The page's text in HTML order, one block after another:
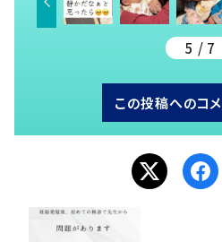
5 / 7
この投稿へのコ